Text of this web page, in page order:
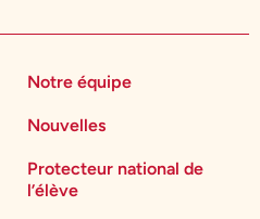
Notre équipe
Nouvelles
Protecteur national de
l’élève